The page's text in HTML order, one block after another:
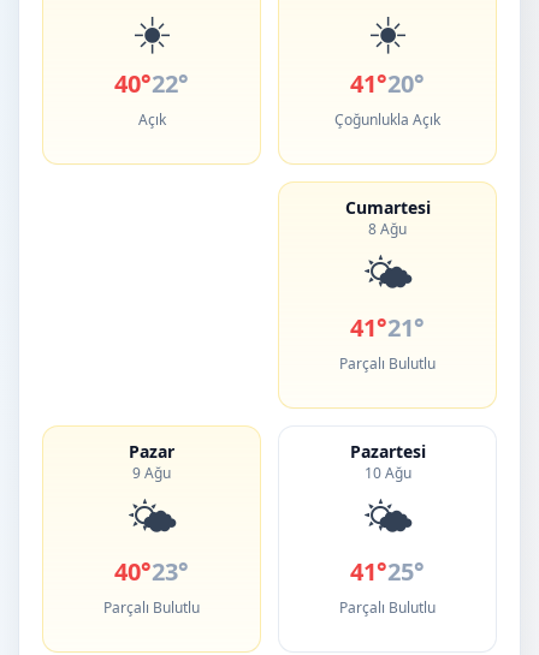
☀️
40°22°
Açık
☀️
41°20°
Çoğunlukla Açık
Cumartesi
8 Ağu
🌤️
41°21°
Parçalı Bulutlu
Pazar
9 Ağu
🌤️
40°23°
Parçalı Bulutlu
Pazartesi
10 Ağu
🌤️
41°25°
Parçalı Bulutlu